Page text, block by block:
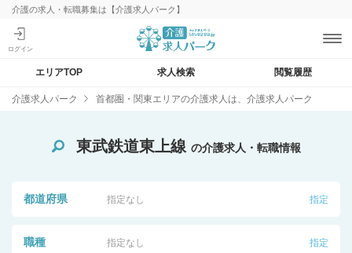
介護の求人・転職募集は【介護求人パーク】
エリアTOP 求人検索 閲覧履歴
介護求人パーク 首都圏・関東エリアの介護求人は、介護求人パーク
東武鉄道東上線 の介護求人・転職情報
都道府県 指定なし 指定
職種 指定なし 指定